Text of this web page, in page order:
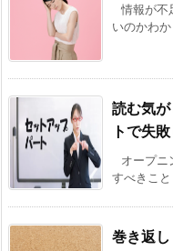
情報が不
いのかわ
読む気
トで失
オープニ
すべきこ
巻き返し